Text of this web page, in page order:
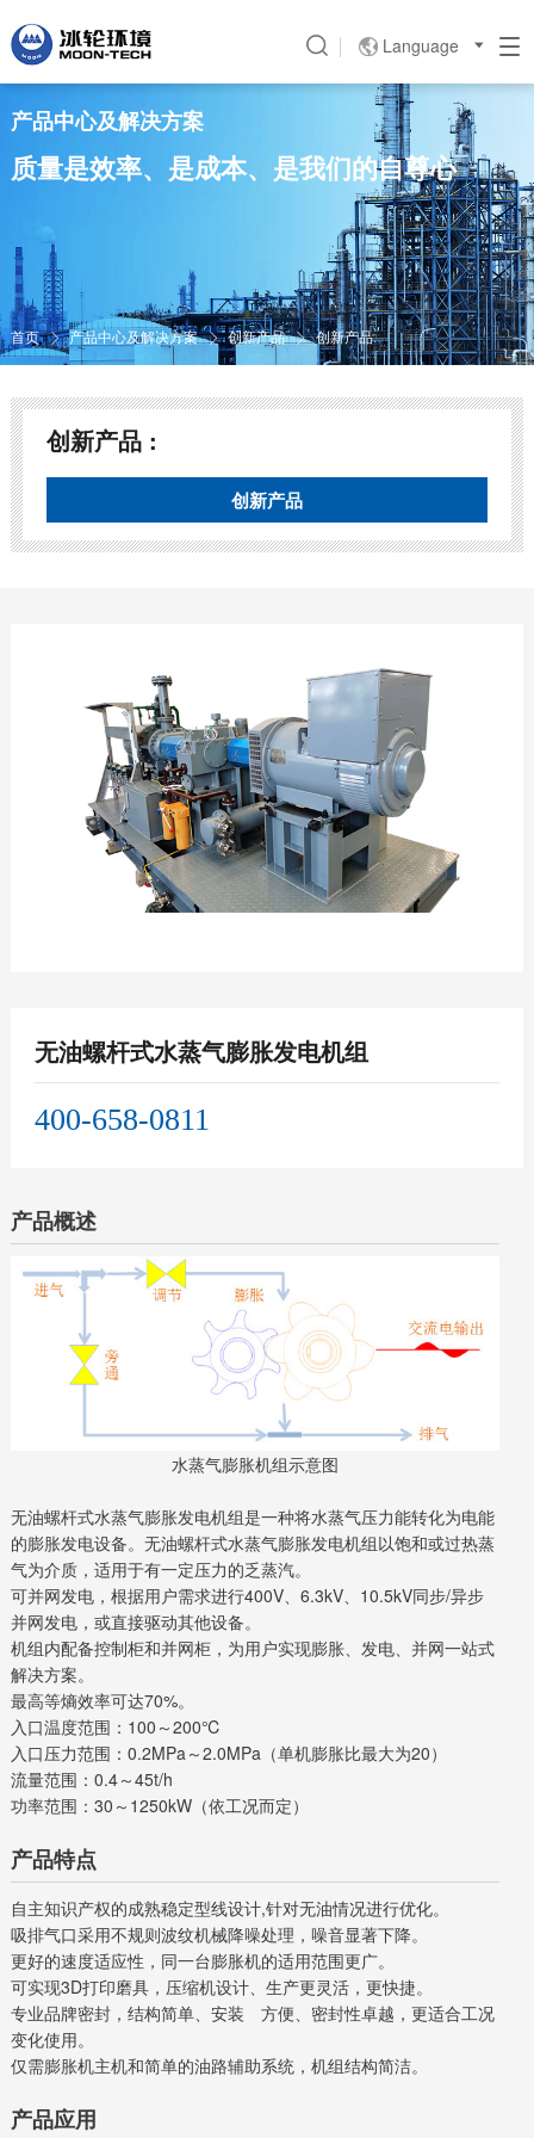
Language 
产品中心及解决方案
质量是效率、是成本、是我们的自尊心
首页  产品中心及解决方案  创新产品  创新产品
创新产品 :
创新产品
无油螺杆式水蒸气膨胀发电机组
400-658-0811
产品概述
水蒸气膨胀机组示意图
无油螺杆式水蒸气膨胀发电机组是一种将水蒸气压力能转化为电能
的膨胀发电设备。无油螺杆式水蒸气膨胀发电机组以饱和或过热蒸
气为介质，适用于有一定压力的乏蒸汽。
可并网发电，根据用户需求进行400V、6.3kV、10.5kV同步/异步
并网发电，或直接驱动其他设备。
机组内配备控制柜和并网柜，为用户实现膨胀、发电、并网一站式
解决方案。
最高等熵效率可达70%。
入口温度范围：100～200℃
入口压力范围：0.2MPa～2.0MPa（单机膨胀比最大为20）
流量范围：0.4～45t/h
功率范围：30～1250kW（依工况而定）
产品特点
自主知识产权的成熟稳定型线设计,针对无油情况进行优化。
吸排气口采用不规则波纹机械降噪处理，噪音显著下降。
更好的速度适应性，同一台膨胀机的适用范围更广。
可实现3D打印磨具，压缩机设计、生产更灵活，更快捷。
专业品牌密封，结构简单、安装 方便、密封性卓越，更适合工况
变化使用。
仅需膨胀机主机和简单的油路辅助系统，机组结构简洁。
产品应用